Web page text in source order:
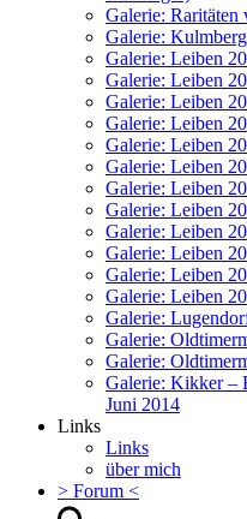
Galerie: Raritäten
Galerie:
Galerie: Leiben
Galerie: Leiben
Galerie: Leiben
Galerie: Leiben
Galerie: Leiben
Galerie: Leiben
Galerie: Leiben
Galerie: Leiben
Galerie: Leiben
Galerie: Leiben
Galerie: Leiben
Galerie: Leiben
Galerie:
Galerie:
Galerie:
Galerie: Kikker –
Juni 2014
Links
Links
über mich
> Forum <